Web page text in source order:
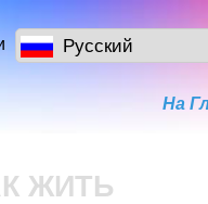
На
ЖИТЬ